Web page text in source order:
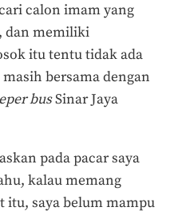
calon imam yang
dan memiliki
itu tentu tidak ada
bersama dengan
busSinar Jaya
pada pacar saya
kalau memang
itu, saya belum mampu